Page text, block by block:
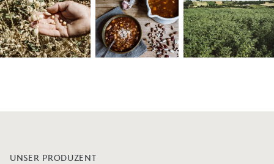
UNSER PRODUZENT